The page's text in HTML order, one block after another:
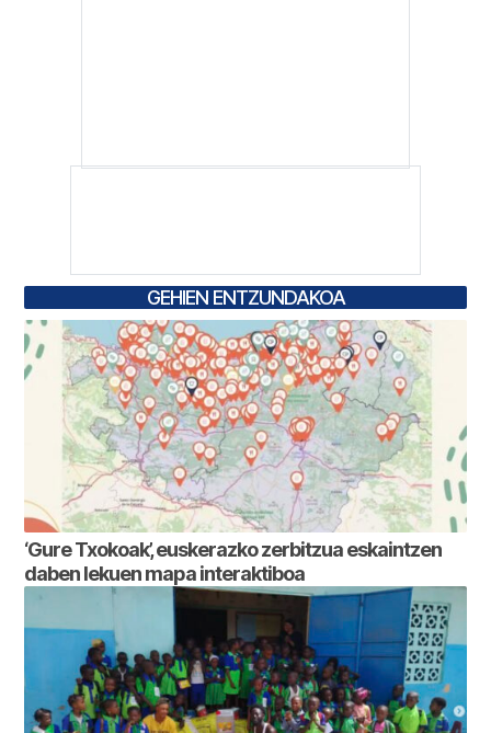
GEHIEN ENTZUNDAKOA
‘Gure Txokoak’, euskerazko zerbitzua eskaintzen
daben lekuen mapa interaktiboa